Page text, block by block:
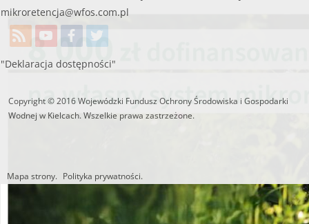
mikroretencja@wfos.com.pl
"Deklaracja dostępności"
Copyright © 2016 Wojewódzki Fundusz Ochrony Środowiska i Gospodarki
Wodnej w Kielcach. Wszelkie prawa zastrzeżone.
Mapa strony. Polityka prywatności.
Utworzono przez W.S.ds.IT
M & P